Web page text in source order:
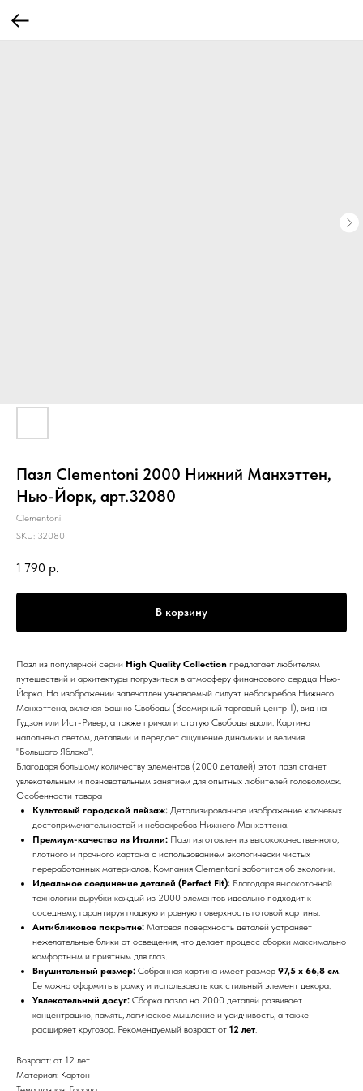
Пазл Clementoni 2000 Нижний Манхэттен,
Нью-Йорк, арт.32080
Clementoni
SKU: 32080
1 790 р.
В корзину
Пазл из популярной серии High Quality Collection предлагает любителям
путешествий и архитектуры погрузиться в атмосферу финансового сердца Нью-
Йорка. На изображении запечатлен узнаваемый силуэт небоскребов Нижнего
Манхэттена, включая Башню Свободы (Всемирный торговый центр 1), вид на
Гудзон или Ист-Ривер, а также причал и статую Свободы вдали. Картина
наполнена светом, деталями и передает ощущение динамики и величия
"Большого Яблока".
Благодаря большому количеству элементов (2000 деталей) этот пазл станет
увлекательным и познавательным занятием для опытных любителей головоломок.
Особенности товара
Культовый городской пейзаж: Детализированное изображение ключевых
достопримечательностей и небоскребов Нижнего Манхэттена.
Премиум-качество из Италии: Пазл изготовлен из высококачественного,
плотного и прочного картона с использованием экологически чистых
переработанных материалов. Компания Clementoni заботится об экологии.
Идеальное соединение деталей (Perfect Fit): Благодаря высокоточной
технологии вырубки каждый из 2000 элементов идеально подходит к
соседнему, гарантируя гладкую и ровную поверхность готовой картины.
Антибликовое покрытие: Матовая поверхность деталей устраняет
нежелательные блики от освещения, что делает процесс сборки максимально
комфортным и приятным для глаз.
Внушительный размер: Собранная картина имеет размер 97,5 х 66,8 см.
Ее можно оформить в рамку и использовать как стильный элемент декора.
Увлекательный досуг: Сборка пазла на 2000 деталей развивает
концентрацию, память, логическое мышление и усидчивость, а также
расширяет кругозор. Рекомендуемый возраст от 12 лет.
Возраст: от 12 лет
Материал: Картон